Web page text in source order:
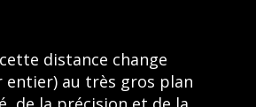
distance change
entier) au très gros plan